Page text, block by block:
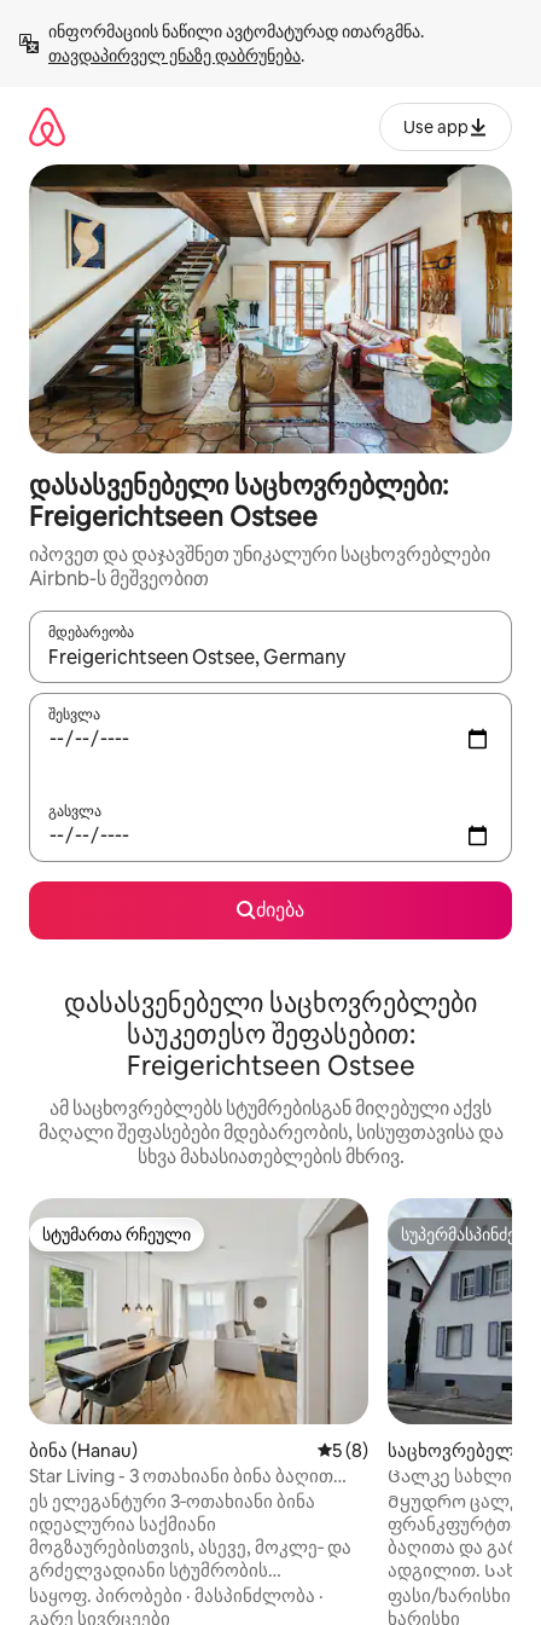
გადასვლა
თავდაპირველ ენაზე დაბრუნება.
Use app
დასასვენებელი საცხოვრებლები:
Freigerichtseen Ostsee
იპოვეთ და დაჯავშნეთ უნიკალური საცხოვრებლები
Airbnb-ს მეშვეობით
მდებარეობა
როცა შედეგები ხელმისაწვდომი გახდება, ნავიგაციისთვის
შესვლა
გასვლა
ძიება
დასასვენებელი საცხოვრებლები
საუკეთესო შეფასებით:
Freigerichtseen Ostsee
ამ საცხოვრებლებს სტუმრებისგან მიღებული აქვს
მაღალი შეფასებები მდებარეობის, სისუფთავისა და
სხვა მახასიათებლების მხრივ.
სტუმართა რჩეული
სტუმართა რჩეული
ბინა (Hanau) საშუალო შეფასებაა
5 (8)
Star Living - 3 ოთახიანი ბინა ბაღით
ფრანკფურტთან ახლოს
ეს ელეგანტური 3‑ოთახიანი ბინა
იდეალურია საქმიანი
მოგზაურებისთვის, ასევე, მოკლე‑ და
გრძელვადიანი სტუმრობის
მსურველებისთვის, რომლებიც
აფასებენ კომფორტს, სიმშვიდესა და
საყოფ. პირობები · მასპინძლობა ·
გარე სივრცეები
საცხოვრებელი
enburg)
Ცალკე სახლი
Მყუდრო ცალკე
ფრანკფურტთან
ბაღითა და გარე
ადგილით.
აგარაკის
მაღაზია ფეხით
ფასი/ხარისხი
ხარისხი